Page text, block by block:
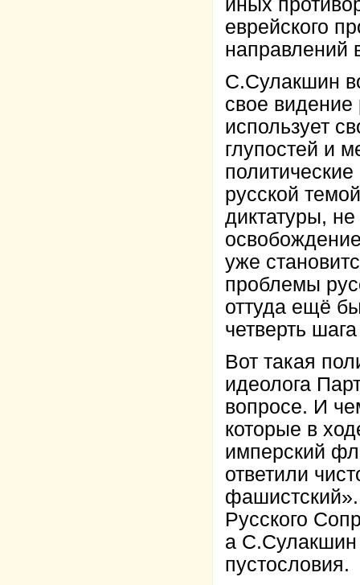
иных
еврейского
направлений
С.Сулакшин
свое видение
использует
глупостей и
русской
диктатуры,
уже
проблемы
оттуда ещё
четверть
Вот такая
идеолога
вопросе. И
которые в
имперский
ответили
Русского
а С.Сулакшин
пустословия.